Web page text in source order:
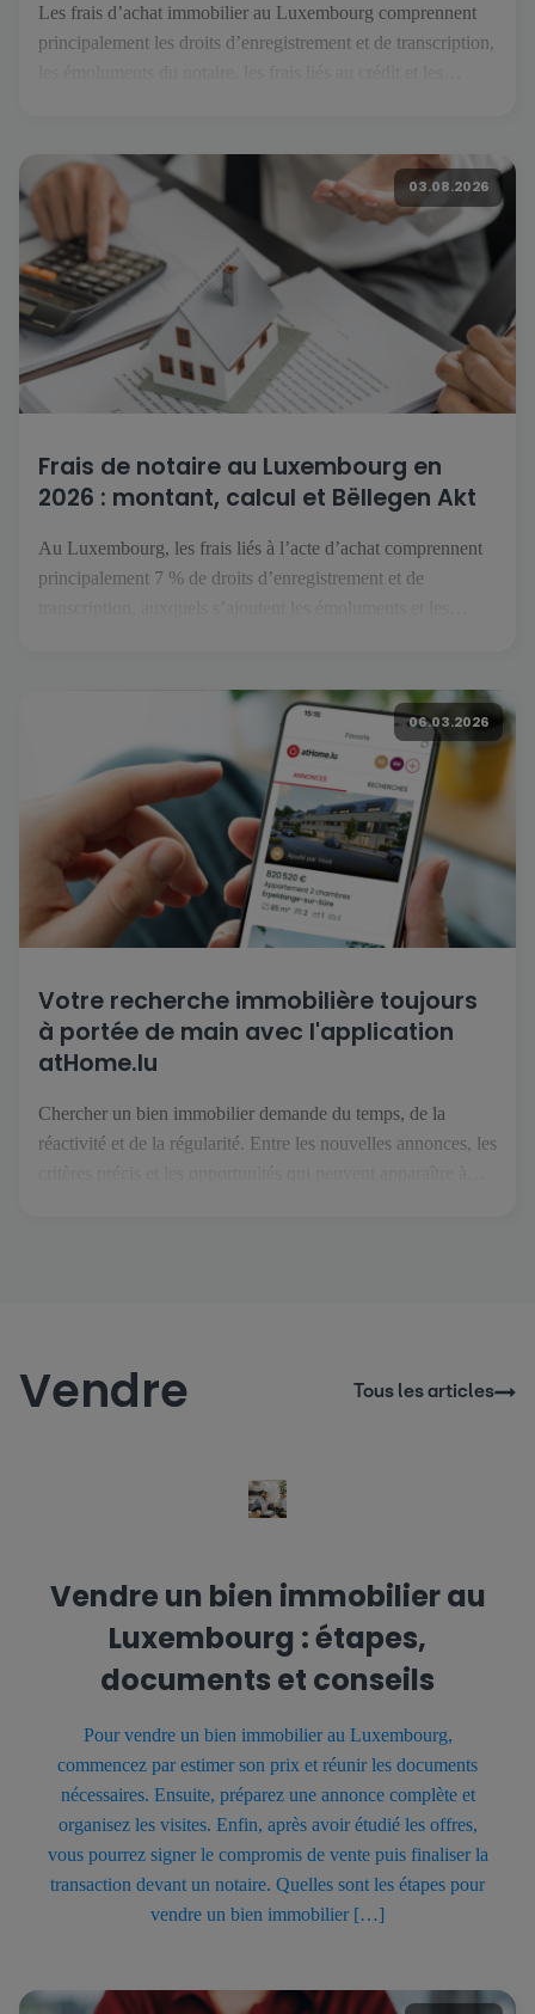
Les frais d’achat immobilier au Luxembourg comprennent
principalement les droits d’enregistrement et de transcription,
et les dépenses courantes du futur logement. Quels frais faut-
il prévoir pour acheter […]
03.08.2026
Frais de notaire au Luxembourg en
2026 : montant, calcul et Bëllegen Akt
Au Luxembourg, les frais liés à l’acte d’achat comprennent
principalement 7 % de droits d’enregistrement et de
luxembourgeois a annoncé une hausse à 45 000 € en juillet
06.03.2026
Votre recherche immobilière toujours
à portée de main avec l'application
atHome.lu
Chercher un bien immobilier demande du temps, de la
réactivité et de la régularité. Entre les nouvelles annonces, les
Vendre Tous les articles
Vendre un bien immobilier au
Luxembourg : étapes,
documents et conseils
Pour vendre un bien immobilier au Luxembourg,
commencez par estimer son prix et réunir les documents
nécessaires. Ensuite, préparez une annonce complète et
organisez les visites. Enfin, après avoir étudié les offres,
vous pourrez signer le compromis de vente puis finaliser la
transaction devant un notaire. Quelles sont les étapes pour
vendre un bien immobilier […]